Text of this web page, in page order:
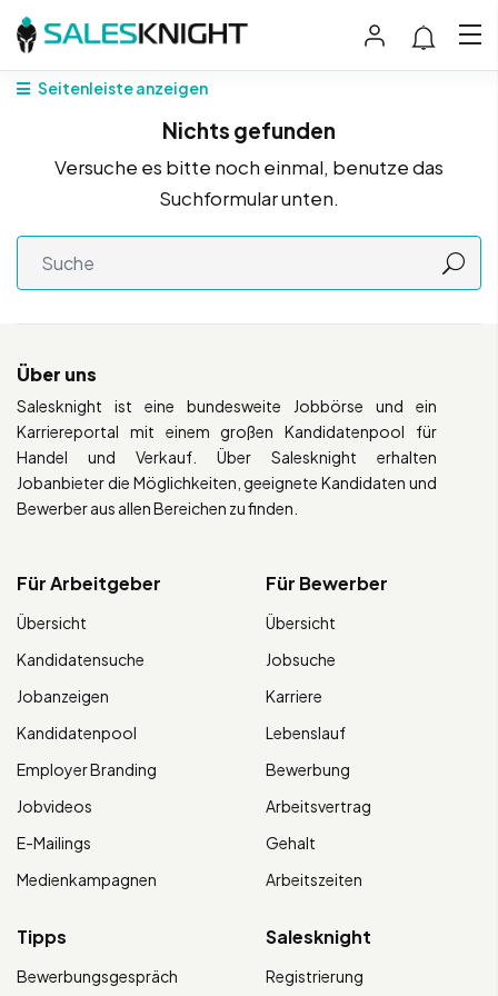
Seitenleiste anzeigen
Nichts gefunden
Versuche es bitte noch einmal, benutze das
Suchformular unten.
Über uns
Salesknight ist eine bundesweite Jobbörse und ein
Karriereportal mit einem großen Kandidatenpool für
Handel und Verkauf. Über Salesknight erhalten
Jobanbieter die Möglichkeiten, geeignete Kandidaten und
Bewerber aus allen Bereichen zu finden.
Für Arbeitgeber
Übersicht
Kandidatensuche
Jobanzeigen
Kandidatenpool
Employer Branding
Jobvideos
E-Mailings
Medienkampagnen
Für Bewerber
Übersicht
Jobsuche
Karriere
Lebenslauf
Bewerbung
Arbeitsvertrag
Gehalt
Arbeitszeiten
Tipps
Bewerbungsgespräch
Salesknight
Registrierung